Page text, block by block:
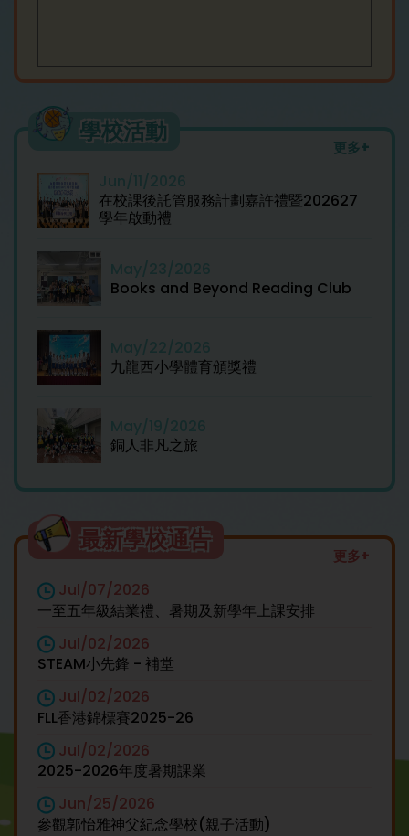
學校活動
更多+
Jun/11/2026
在校課後託管服務計劃嘉許禮暨202627
學年啟動禮
May/23/2026
Books and Beyond Reading Club
May/22/2026
九龍西小學體育頒獎禮
May/19/2026
銅人非凡之旅
最新學校通告
更多+
Jul/07/2026
一至五年級結業禮、暑期及新學年上課安排
Jul/02/2026
STEAM小先鋒 - 補堂
Jul/02/2026
FLL香港錦標賽2025-26
Jul/02/2026
2025-2026年度暑期課業
Jun/25/2026
參觀郭怡雅神父紀念學校(親子活動)